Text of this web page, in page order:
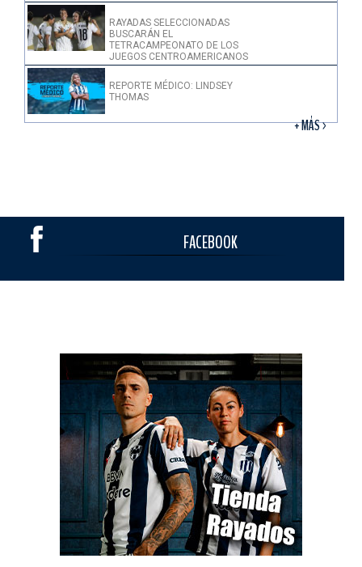
RAYADAS SELECCIONADAS
BUSCARÁN EL
TETRACAMPEONATO DE LOS
JUEGOS CENTROAMERICANOS
REPORTE MÉDICO: LINDSEY
THOMAS
+ MÁS >
FACEBOOK